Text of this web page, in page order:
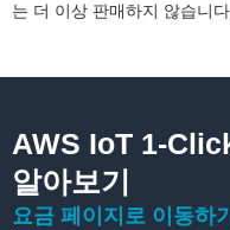
는 더 이상 판매하지 않습니
AWS IoT 1-
알아보기
요금 페이지로 이동하기